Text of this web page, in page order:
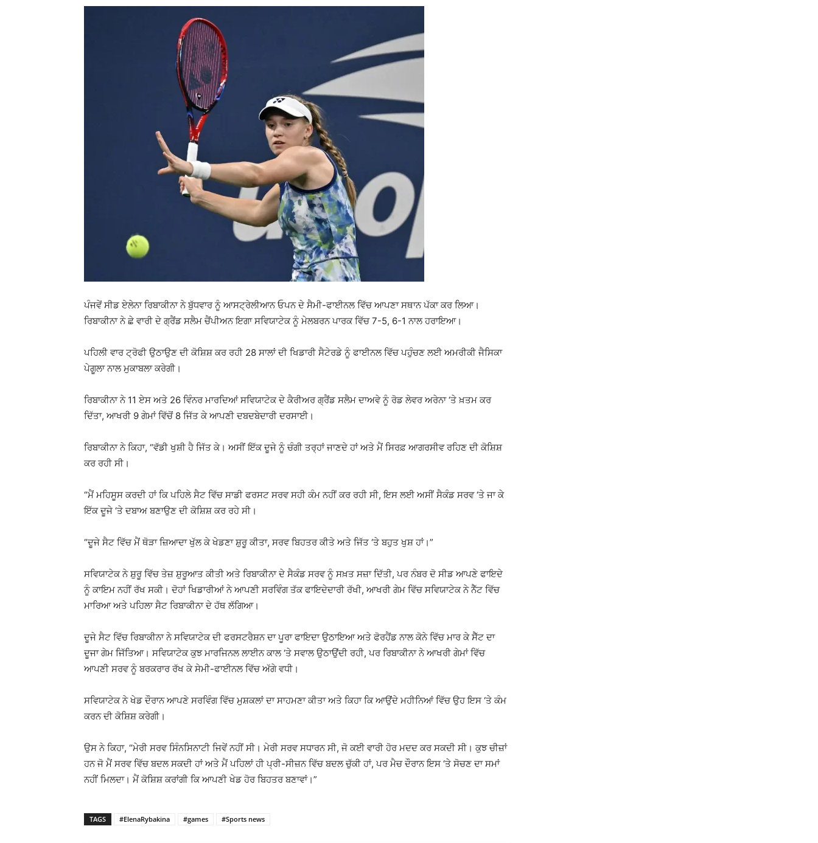
ਪੰਜਵੇਂ ਸੀਡ ਏਲੇਨਾ ਰਿਬਾਕੀਨਾ ਨੇ ਬੁੱਧਵਾਰ ਨੂੰ ਆਸਟ੍ਰੇਲੀਆਨ ਓਪਨ ਦੇ ਸੈਮੀ-ਫਾਈਨਲ ਵਿੱਚ ਆਪਣਾ ਸਥਾਨ ਪੱਕਾ ਕਰ ਲਿਆ।
ਰਿਬਾਕੀਨਾ ਨੇ ਛੇ ਵਾਰੀ ਦੇ ਗ੍ਰੈਂਡ ਸਲੈਮ ਚੈਂਪੀਅਨ ਇਗਾ ਸਵਿਯਾਟੇਕ ਨੂੰ ਮੇਲਬਰਨ ਪਾਰਕ ਵਿੱਚ 7-5, 6-1 ਨਾਲ ਹਰਾਇਆ।
ਪਹਿਲੀ ਵਾਰ ਟ੍ਰੋਫੀ ਉਠਾਉਣ ਦੀ ਕੋਸ਼ਿਸ਼ ਕਰ ਰਹੀ 28 ਸਾਲਾਂ ਦੀ ਖਿਡਾਰੀ ਸੈਟੇਰਡੇ ਨੂੰ ਫਾਈਨਲ ਵਿੱਚ ਪਹੁੰਚਣ ਲਈ ਅਮਰੀਕੀ ਜੈਸਿਕਾ
ਪੇਗੂਲਾ ਨਾਲ ਮੁਕਾਬਲਾ ਕਰੇਗੀ।
ਰਿਬਾਕੀਨਾ ਨੇ 11 ਏਸ ਅਤੇ 26 ਵਿੰਨਰ ਮਾਰਦਿਆਂ ਸਵਿਯਾਟੇਕ ਦੇ ਕੈਰੀਅਰ ਗ੍ਰੈਂਡ ਸਲੈਮ ਦਾਅਵੇ ਨੂੰ ਰੋਡ ਲੇਵਰ ਅਰੇਨਾ ‘ਤੇ ਖ਼ਤਮ ਕਰ
ਦਿੱਤਾ, ਆਖਰੀ 9 ਗੇਮਾਂ ਵਿੱਚੋਂ 8 ਜਿੱਤ ਕੇ ਆਪਣੀ ਦਬਦਬੇਦਾਰੀ ਦਰਸਾਈ।
ਰਿਬਾਕੀਨਾ ਨੇ ਕਿਹਾ, “ਵੱਡੀ ਖੁਸ਼ੀ ਹੈ ਜਿੱਤ ਕੇ। ਅਸੀਂ ਇੱਕ ਦੂਜੇ ਨੂੰ ਚੰਗੀ ਤਰ੍ਹਾਂ ਜਾਣਦੇ ਹਾਂ ਅਤੇ ਮੈਂ ਸਿਰਫ਼ ਆਗਰਸੀਵ ਰਹਿਣ ਦੀ ਕੋਸ਼ਿਸ਼
ਕਰ ਰਹੀ ਸੀ।
“ਮੈਂ ਮਹਿਸੂਸ ਕਰਦੀ ਹਾਂ ਕਿ ਪਹਿਲੇ ਸੈਟ ਵਿੱਚ ਸਾਡੀ ਫਰਸਟ ਸਰਵ ਸਹੀ ਕੰਮ ਨਹੀਂ ਕਰ ਰਹੀ ਸੀ, ਇਸ ਲਈ ਅਸੀਂ ਸੈਕੰਡ ਸਰਵ ‘ਤੇ ਜਾ ਕੇ
ਇੱਕ ਦੂਜੇ ‘ਤੇ ਦਬਾਅ ਬਣਾਉਣ ਦੀ ਕੋਸ਼ਿਸ਼ ਕਰ ਰਹੇ ਸੀ।
“ਦੂਜੇ ਸੈਟ ਵਿੱਚ ਮੈਂ ਥੋੜਾ ਜ਼ਿਆਦਾ ਖੁੱਲ ਕੇ ਖੇਡਣਾ ਸ਼ੁਰੂ ਕੀਤਾ, ਸਰਵ ਬਿਹਤਰ ਕੀਤੇ ਅਤੇ ਜਿੱਤ ‘ਤੇ ਬਹੁਤ ਖੁਸ਼ ਹਾਂ।”
ਸਵਿਯਾਟੇਕ ਨੇ ਸ਼ੁਰੂ ਵਿੱਚ ਤੇਜ਼ ਸ਼ੁਰੂਆਤ ਕੀਤੀ ਅਤੇ ਰਿਬਾਕੀਨਾ ਦੇ ਸੈਕੰਡ ਸਰਵ ਨੂੰ ਸਖ਼ਤ ਸਜ਼ਾ ਦਿੱਤੀ, ਪਰ ਨੰਬਰ ਦੋ ਸੀਡ ਆਪਣੇ ਫਾਇਦੇ
ਨੂੰ ਕਾਇਮ ਨਹੀਂ ਰੱਖ ਸਕੀ। ਦੋਹਾਂ ਖਿਡਾਰੀਆਂ ਨੇ ਆਪਣੀ ਸਰਵਿੰਗ ਤੱਕ ਫਾਇਦੇਦਾਰੀ ਰੱਖੀ, ਆਖਰੀ ਗੇਮ ਵਿੱਚ ਸਵਿਯਾਟੇਕ ਨੇ ਨੈੱਟ ਵਿੱਚ
ਮਾਰਿਆ ਅਤੇ ਪਹਿਲਾ ਸੈਟ ਰਿਬਾਕੀਨਾ ਦੇ ਹੱਥ ਲੱਗਿਆ।
ਦੂਜੇ ਸੈਟ ਵਿੱਚ ਰਿਬਾਕੀਨਾ ਨੇ ਸਵਿਯਾਟੇਕ ਦੀ ਫਰਸਟਰੈਸ਼ਨ ਦਾ ਪੂਰਾ ਫਾਇਦਾ ਉਠਾਇਆ ਅਤੇ ਫੋਰਹੈਂਡ ਨਾਲ ਕੋਨੇ ਵਿੱਚ ਮਾਰ ਕੇ ਸੈੱਟ ਦਾ
ਦੂਜਾ ਗੇਮ ਜਿੱਤਿਆ। ਸਵਿਯਾਟੇਕ ਕੁਝ ਮਾਰਜਿਨਲ ਲਾਈਨ ਕਾਲ ‘ਤੇ ਸਵਾਲ ਉਠਾਉਂਦੀ ਰਹੀ, ਪਰ ਰਿਬਾਕੀਨਾ ਨੇ ਆਖਰੀ ਗੇਮਾਂ ਵਿੱਚ
ਆਪਣੀ ਸਰਵ ਨੂੰ ਬਰਕਰਾਰ ਰੱਖ ਕੇ ਸੇਮੀ-ਫਾਈਨਲ ਵਿੱਚ ਅੱਗੇ ਵਧੀ।
ਸਵਿਯਾਟੇਕ ਨੇ ਖੇਡ ਦੌਰਾਨ ਆਪਣੇ ਸਰਵਿੰਗ ਵਿੱਚ ਮੁਸ਼ਕਲਾਂ ਦਾ ਸਾਹਮਣਾ ਕੀਤਾ ਅਤੇ ਕਿਹਾ ਕਿ ਆਉਂਦੇ ਮਹੀਨਿਆਂ ਵਿੱਚ ਉਹ ਇਸ ‘ਤੇ ਕੰਮ
ਕਰਨ ਦੀ ਕੋਸ਼ਿਸ਼ ਕਰੇਗੀ।
ਉਸ ਨੇ ਕਿਹਾ, “ਮੇਰੀ ਸਰਵ ਸਿੰਨਸਿਨਾਟੀ ਜਿਵੇਂ ਨਹੀਂ ਸੀ। ਮੇਰੀ ਸਰਵ ਸਧਾਰਨ ਸੀ, ਜੋ ਕਈ ਵਾਰੀ ਹੋਰ ਮਦਦ ਕਰ ਸਕਦੀ ਸੀ। ਕੁਝ ਚੀਜ਼ਾਂ
ਹਨ ਜੋ ਮੈਂ ਸਰਵ ਵਿੱਚ ਬਦਲ ਸਕਦੀ ਹਾਂ ਅਤੇ ਮੈਂ ਪਹਿਲਾਂ ਹੀ ਪ੍ਰੀ-ਸੀਜ਼ਨ ਵਿੱਚ ਬਦਲ ਚੁੱਕੀ ਹਾਂ, ਪਰ ਮੈਚ ਦੌਰਾਨ ਇਸ ‘ਤੇ ਸੋਚਣ ਦਾ ਸਮਾਂ
ਨਹੀਂ ਮਿਲਦਾ। ਮੈਂ ਕੋਸ਼ਿਸ਼ ਕਰਾਂਗੀ ਕਿ ਆਪਣੀ ਖੇਡ ਹੋਰ ਬਿਹਤਰ ਬਣਾਵਾਂ।”
TAGS #ElenaRybakina #games #Sports news